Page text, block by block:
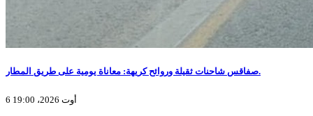
صفاقس شاحنات ثقيلة وروائح كريهة: معاناة يومية على طريق المطار.
6 أوت 2026، 19:00